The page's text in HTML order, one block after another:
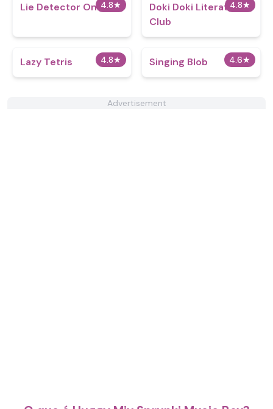
4.8★
Lie Detector Online 4.8★
Doki Doki Literature
Club
4.8★
Lazy Tetris 4.6★
Singing Blob
Advertisement